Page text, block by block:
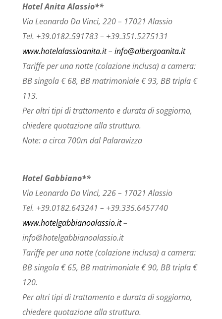
Hotel Anita Alassio**
Via Leonardo Da Vinci, 220 – 17021 Alassio
Tel. +39.0182.591783 – +39.351.5275131
www.hotelalassioanita.it– info@albergoanita.it
Tariffe per una notte (colazione inclusa) a camera:
BB singola € 68, BB matrimoniale € 93, BB tripla €
113.
Per altri tipi di trattamento e durata di soggiorno,
chiedere quotazione alla struttura.
Note: a circa 700m dal Palaravizza
Hotel Gabbiano**
Via Leonardo Da Vinci, 226 – 17021 Alassio
Tel. +39.0182.643241 – +39.335.6457740
www.hotelgabbianoalassio.it–
info@hotelgabbianoalassio.it
Tariffe per una notte (colazione inclusa) a camera:
BB singola € 65, BB matrimoniale € 90, BB tripla €
120.
Per altri tipi di trattamento e durata di soggiorno,
chiedere quotazione alla struttura.